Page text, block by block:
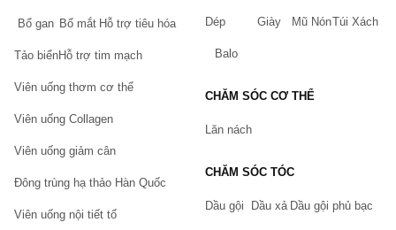
khoảng 2 thìa cao sâm, khuấy đều với nước ấm.
- Khi uống, nếu không quen hoặc cảm thấy vị cao sâm quá
nồng, có thể bỏ thêm đường hoặc mật ong để tạo vị ngọt vừa
- Không uống Cao linh chi nhân sâm Achimmadang vào buổi tối
vì sẽ gây hưng phấn, khó ngủ.
- Sản phẩm chỉ có khả năng hỗ trợ sức khoẻ .
Bổ gan Bổ mắt Hỗ trợ tiêu hóa
Tảo biểnHỗ trợ tim mạch
Viên uống thơm cơ thể
Viên uống Collagen
Viên uống giảm cân
Đông trùng hạ thảo Hàn Quốc
Viên uống nội tiết tố
Dép Giày Mũ NónTúi Xách
Balo
CHĂM SÓC CƠ THỂ
Lăn nách
CHĂM SÓC TÓC
Dầu gội Dầu xả Dầu gội phủ bạc